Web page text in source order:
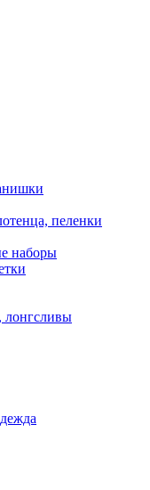
пеленки
наборы
лонгсливы